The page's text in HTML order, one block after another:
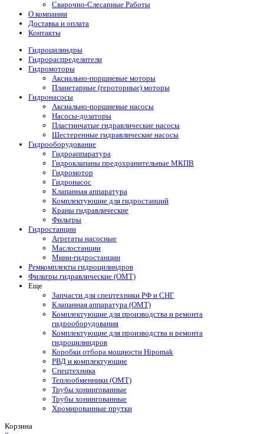
Сварочно-Слесарные Работы
О компании
Доставка и оплата
Контакты
Гидроцилиндры
Гидрораспределители
Гидромоторы
Аксиально-поршневые моторы
Планетарные (героторные) моторы
Гидронасосы
Аксиально-поршневые насосы
Насосы-дозаторы
Пластинчатые гидравлические насосы
Шестеренные гидравлические насосы
Гидрооборудование
Гидроаппаратура
Гидроклапаны предохранительные МКПВ
Гидромотор
Гидронасос
Клапанная аппаратура
Комплектующие для гидростанций
Краны гидравлические
Фильтры
Гидростанции
Агрегаты насосные
Маслостанции
Мини-гидростанции
Ремкомплекты гидроцилиндров
Фильтры гидравлические (OMT)
Еще
Запчасти для спецтехники РФ и СНГ
Клапанная аппаратура (OMT)
Комплектующие для производства и ремонта
гидрооборудования
Комплектующие для производства и ремонта
гидроцилиндров
Коробки отбора мощности Hipomak
РВД и комплектующие
Спецтехника
Теплообменники (OMT)
Трубы хонингованные
Трубы хонингованные
Хромированные прутки
Корзина